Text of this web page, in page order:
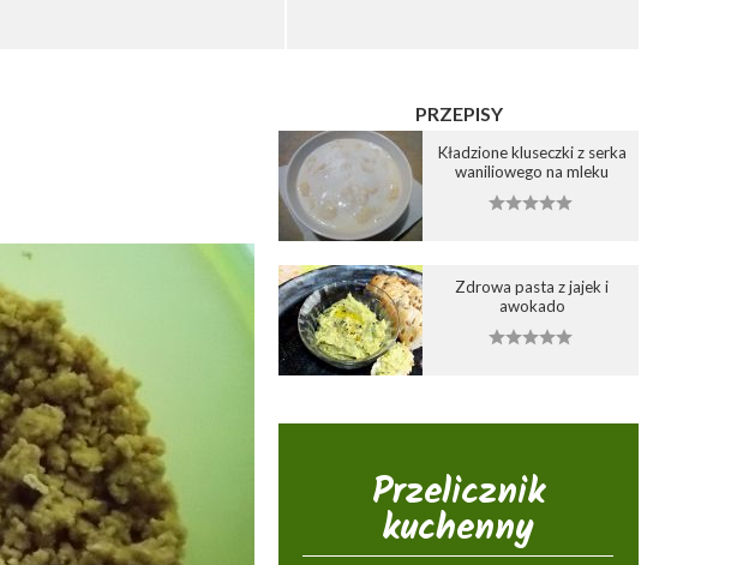
PRZEPISY
Kładzione kluseczki z serka
waniliowego na mleku
Zdrowa pasta z jajek i
awokado
Przelicznik
kuchenny